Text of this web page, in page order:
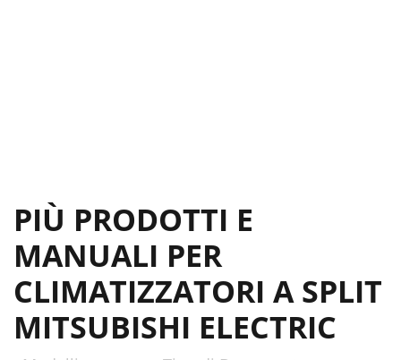
PIÙ PRODOTTI E
MANUALI PER
CLIMATIZZATORI A SPLIT
MITSUBISHI ELECTRIC